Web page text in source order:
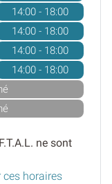
14:00 - 18:00
14:00 - 18:00
14:00 - 18:00
14:00 - 18:00
ne sont
ces horaires